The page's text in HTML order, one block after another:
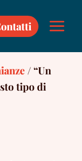
/ “Un
tipo di